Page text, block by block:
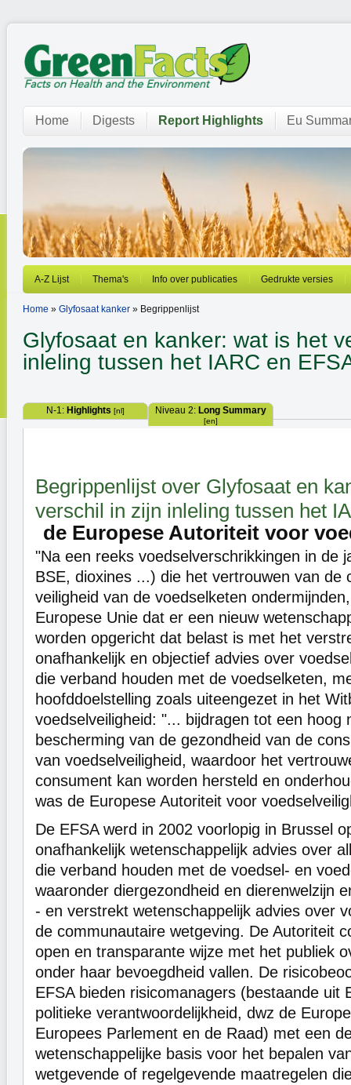
Home Digests Report Highlights Eu
A-Z Lijst Thema's Info over publicaties Gedrukte versies
Home » Glyfosaat kanker » Begrippenlijst
Glyfosaat en kanker: wat is het
inleling tussen het IARC en
N-1: Highlights [nl] Niveau 2: Long Summary
[en]
Begrippenlijst over Glyfosaat en
verschil in zijn inleling tussen het
de Europese Autoriteit voor
"Na een reeks voedselverschrikkingen in de
BSE, dioxines ...) die het vertrouwen van de
veiligheid van de voedselketen
Europese Unie dat er een nieuw
worden opgericht dat belast is met het
onafhankelijk en objectief advies over
die verband houden met de voedselketen,
hoofddoelstelling zoals uiteengezet in het
voedselveiligheid: "... bijdragen tot een hoog
bescherming van de gezondheid van de
van voedselveiligheid, waardoor het
consument kan worden hersteld en
was de Europese Autoriteit voor
De EFSA werd in 2002 voorlopig in Brussel
onafhankelijk wetenschappelijk advies over
die verband houden met de voedsel- en
waaronder diergezondheid en dierenwelzijn
- en verstrekt wetenschappelijk advies over
de communautaire wetgeving. De Autoriteit
open en transparante wijze met het publiek
onder haar bevoegdheid vallen. De
EFSA bieden risicomanagers (bestaande uit
politieke verantwoordelijkheid, dwz de
Europees Parlement en de Raad) met een
wetenschappelijke basis voor het bepalen
wetgevende of regelgevende maatregelen